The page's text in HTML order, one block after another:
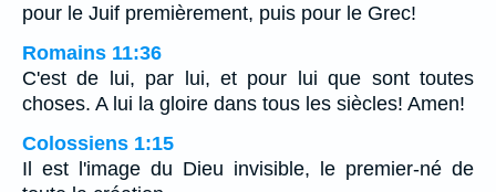
pour le Juif premièrement, puis pour le Grec!
Romains 11:36
C'est de lui, par lui, et pour lui que sont toutes
choses. A lui la gloire dans tous les siècles! Amen!
Colossiens 1:15
Il est l'image du Dieu invisible, le premier-né de